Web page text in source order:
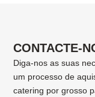
CONTACTE-
Diga-nos as suas
um processo de
catering por grosso